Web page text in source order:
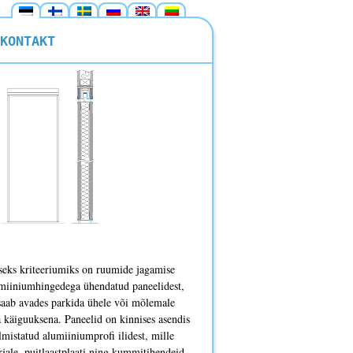
KONTAKT
kriteeriumiks on ruumide jagamise
ühendatud paneelidest,
avades parkida ühele või mõlemale
Paneelid on kinnises asendis
alumiiniumprofi ilidest, mille